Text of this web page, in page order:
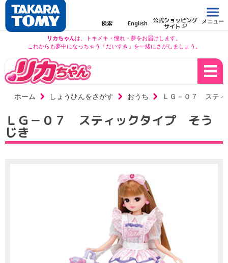
検索 English 公式ショッピング
サイト
メニュー
リカちゃんは、トキメキ・憧れ・夢をお届けします。
これからも夢中になっちゃう「だいすき」を一緒にさがしましょう。
ホーム しょうひんをさがす おうち ＬＧ－０７ ステ
ＬＧ－０７ スティックタイプ そう
じき